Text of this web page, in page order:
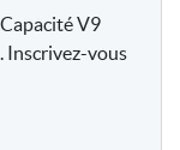
V9
Inscrivez-vous